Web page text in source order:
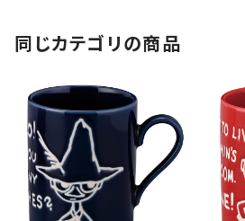
同じカテゴリの商品